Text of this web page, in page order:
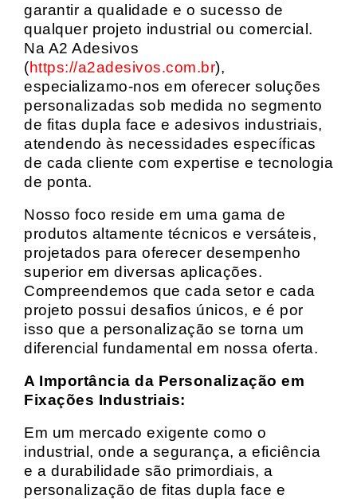
garantir a qualidade e o sucesso de
qualquer projeto industrial ou comercial.
Na A2 Adesivos
(https://a2adesivos.com.br),
especializamo-nos em oferecer soluções
personalizadas sob medida no segmento
de fitas dupla face e adesivos industriais,
atendendo às necessidades específicas
de cada cliente com expertise e tecnologia
de ponta.
Nosso foco reside em uma gama de
produtos altamente técnicos e versáteis,
projetados para oferecer desempenho
superior em diversas aplicações.
Compreendemos que cada setor e cada
projeto possui desafios únicos, e é por
isso que a personalização se torna um
diferencial fundamental em nossa oferta.
A Importância da Personalização em
Fixações Industriais:
Em um mercado exigente como o
industrial, onde a segurança, a eficiência
e a durabilidade são primordiais, a
personalização de fitas dupla face e